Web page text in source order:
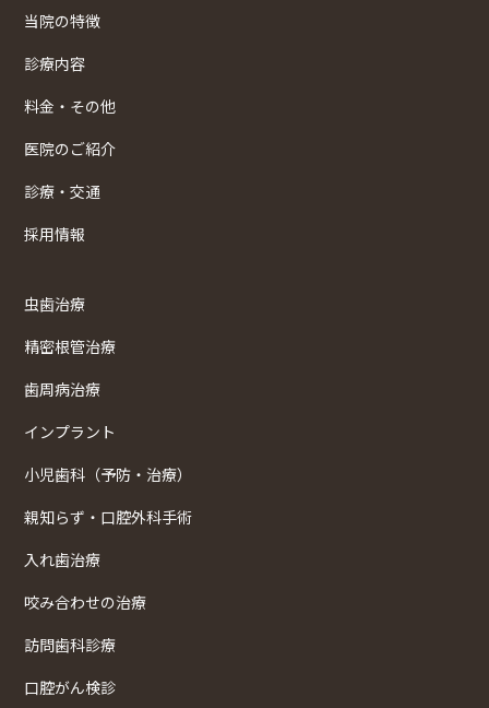
当院の特徴
診療内容
料金・その他
医院のご紹介
診療・交通
採用情報
虫歯治療
精密根管治療
歯周病治療
インプラント
小児歯科（予防・治療）
親知らず・口腔外科手術
入れ歯治療
咬み合わせの治療
訪問歯科診療
口腔がん検診